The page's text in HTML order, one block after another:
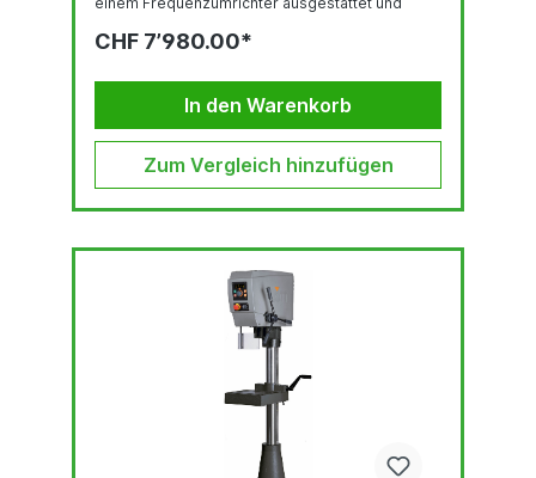
A1:2017. Hauptschalter
OLED-Display Robuste, qualitativ hochwertige
Bohrkopf-Haube mit...
CHF 7’980.00*
In den Warenkorb
Zum Vergleich hinzufügen